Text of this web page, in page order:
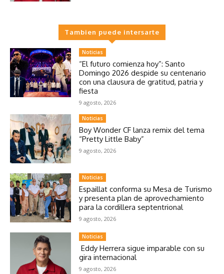
Tambien puede intersarte
Noticias
“El futuro comienza hoy”: Santo
Domingo 2026 despide su centenario
con una clausura de gratitud, patria y
fiesta
9 agosto, 2026
Noticias
Boy Wonder CF lanza remix del tema
“Pretty Little Baby”
9 agosto, 2026
Noticias
Espaillat conforma su Mesa de Turismo
y presenta plan de aprovechamiento
para la cordillera septentrional
9 agosto, 2026
Noticias
Eddy Herrera sigue imparable con su
gira internacional
9 agosto, 2026